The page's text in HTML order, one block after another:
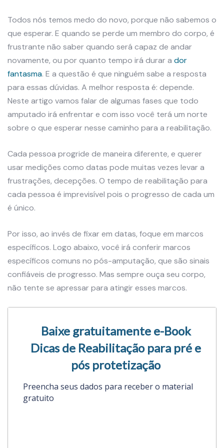
Todos nós temos medo do novo, porque não sabemos o
que esperar. E quando se perde um membro do corpo, é
frustrante não saber quando será capaz de andar
novamente, ou por quanto tempo irá durar a dor
fantasma. E a questão é que ninguém sabe a resposta
para essas dúvidas. A melhor resposta é: depende.
Neste artigo vamos falar de algumas fases que todo
amputado irá enfrentar e com isso você terá um norte
sobre o que esperar nesse caminho para a reabilitação.
Cada pessoa progride de maneira diferente, e querer
usar medições como datas pode muitas vezes levar a
frustrações, decepções. O tempo de reabilitação para
cada pessoa é imprevisível pois o progresso de cada um
é único.
Por isso, ao invés de fixar em datas, foque em marcos
específicos. Logo abaixo, você irá conferir marcos
específicos comuns no pós-amputação, que são sinais
confiáveis de progresso. Mas sempre ouça seu corpo,
não tente se apressar para atingir esses marcos.
Baixe gratuitamente e-Book
Dicas de Reabilitação para pré e
pós protetização
Preencha seus dados para receber o material
gratuito